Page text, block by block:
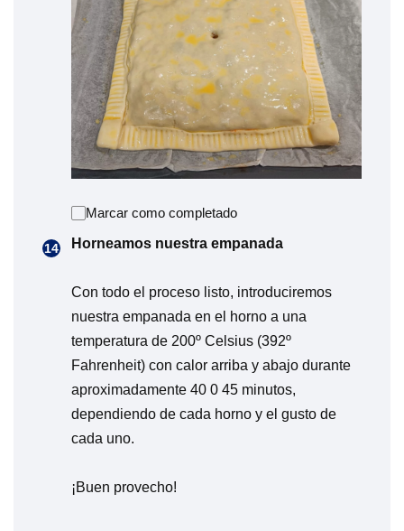
Marcar como completado
Horneamos nuestra empanada
Con todo el proceso listo, introduciremos
nuestra empanada en el horno a una
temperatura de 200º Celsius (392º
Fahrenheit) con calor arriba y abajo durante
aproximadamente 40 0 45 minutos,
dependiendo de cada horno y el gusto de
cada uno.
¡Buen provecho!